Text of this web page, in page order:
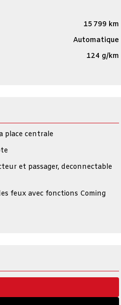
15 799 km
Automatique
124 g/km
place centrale
et passager, deconnectable
feux avec fonctions Coming